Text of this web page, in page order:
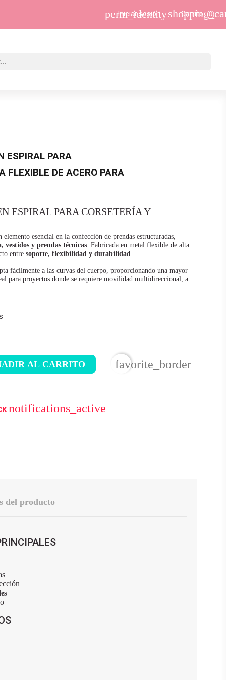
perm_identity
Iniciar sesión Carrito (0)
ESPIRAL PARA
FLEXIBLE DE ACERO PARA
ESPIRAL PARA CORSETERÍA Y
elemento esencial en la confección de prendas estructuradas,
vestidos y prendas técnicas . Fabricada en metal flexible de alta
entre soporte, flexibilidad y durabilidad
fácilmente a las curvas del cuerpo, proporcionando una mayor
para proyectos donde se requiere movilidad multidireccional, a
AL CARRITO favorite_border
notifications_active
del producto